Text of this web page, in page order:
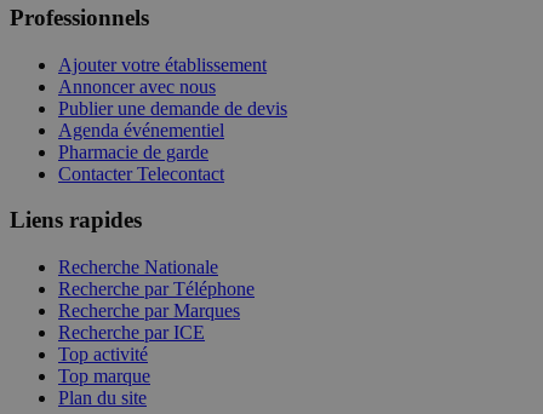
Professionnels
Ajouter votre établissement
Annoncer avec nous
Publier une demande de devis
Agenda événementiel
Pharmacie de garde
Contacter Telecontact
Liens rapides
Recherche Nationale
Recherche par Téléphone
Recherche par Marques
Recherche par ICE
Top activité
Top marque
Plan du site